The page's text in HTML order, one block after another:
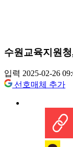
수원교육지원
입력 2025-02-26
선호매체 추가